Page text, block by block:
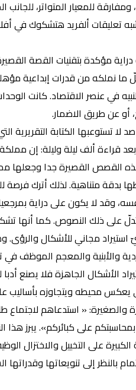
للمعيار المتواتر،
تعليقات ألفريد هتشكوك في
بتقنيات القصة
ما نملكه من قدرات إبداعية
في عنصر الاقتصاد. كانت
أو عن طريق الاضمار.
الكتابة التقريرية
قراءة ألف ليلة وليلة: إن
القصيرة جدا وجعلها
بدقة متناهية. لذلك أترك
وقد لا يكون على دراية
على ذلك النصوص. كما أنها
مجاني للأشكال
والأبنية والمعجم الموظف في
الأشكال الجاهزة فلا يصنع
محيطه ويتجاوزه بأساليب
والصغيرة: « استدعاهم
على كبائركم». يبرز
على التخييل والاختزال
إلى تنويعاتها وقدراتها